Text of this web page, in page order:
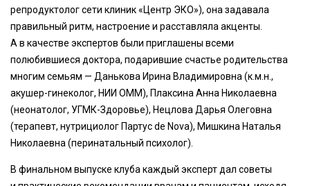
репродуктолог сети клиник «Центр ЭКО»), она задавала
правильный ритм, настроение и расставляла акценты.
А в качестве экспертов были приглашены всеми
полюбившиеся доктора, подарившие счастье родительства
многим семьям — Данькова Ирина Владимировна (к.м.н.,
акушер-гинеколог, НИИ ОММ), Плаксина Анна Николаевна
(неонатолог, УГМК-Здоровье), Нецлова Дарья Олеговна
(терапевт, нутрициолог Партус de Nova), Мишкина Наталья
Николаевна (перинатальный психолог).
В финальном выпуске клуба каждый эксперт дал советы